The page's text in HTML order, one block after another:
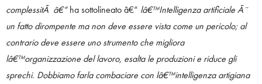
complessitÃ â€“ha sottolineato â€“ lâ€™Intelligenza artificiale Ã¨
un fatto dirompente ma non deve essere vista come un pericolo; al
contrario deve essere uno strumento che migliora
lâ€™organizzazione del lavoro, esalta le produzioni e riduce gli
sprechi. Dobbiamo farla combaciare con lâ€™intelligenza artigiana